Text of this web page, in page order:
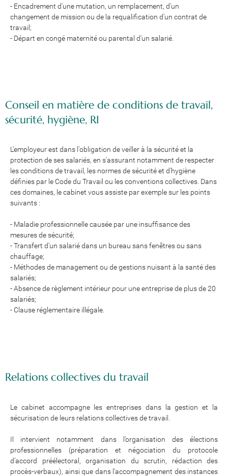
- Encadrement d'une mutation, un remplacement, d'un
changement de mission ou de la requalification d'un contrat de
travail;
- Départ en congé maternité ou parental d'un salarié.
Conseil en matière de conditions de travail,
sécurité, hygiène, RI
L'employeur est dans l'obligation de veiller à la sécurité et la
protection de ses salariés, en s'assurant notamment de respecter
les conditions de travail, les normes de sécurité et d'hygiène
définies par le Code du Travail ou les conventions collectives. Dans
ces domaines, le cabinet vous assiste par exemple sur les points
suivants :
- Maladie professionnelle causée par une insuffisance des
mesures de sécurité;
- Transfert d'un salarié dans un bureau sans fenêtres ou sans
chauffage;
- Méthodes de management ou de gestions nuisant à la santé des
salariés;
- Absence de règlement intérieur pour une entreprise de plus de 20
salariés;
- Clause réglementaire illégale.
Relations collectives du travail
Le cabinet accompagne les entreprises dans la gestion et la
sécurisation de leurs relations collectives de travail.
Il intervient notamment dans l’organisation des élections
professionnelles (préparation et négociation du protocole
d’accord préélectoral, organisation du scrutin, rédaction des
procès-verbaux), ainsi que dans l’accompagnement des instances